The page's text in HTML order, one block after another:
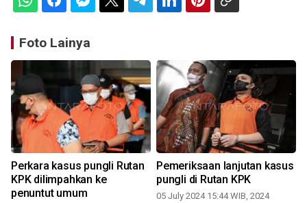
Foto Lainya
Perkara kasus pungli Rutan
KPK dilimpahkan ke
penuntut umum
Pemeriksaan lanjutan kasus
pungli di Rutan KPK
05 July 2024 15:44 WIB, 2024